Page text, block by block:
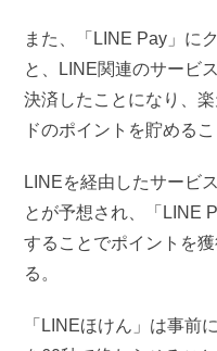
また、「LINE Pay」に
と、LINE関連のサービ
決済したことになり、
ドのポイントを貯めるこ
LINEを経由したサービ
とが予想され、「LINE
することでポイントを
る。
「LINEほけん」は事前